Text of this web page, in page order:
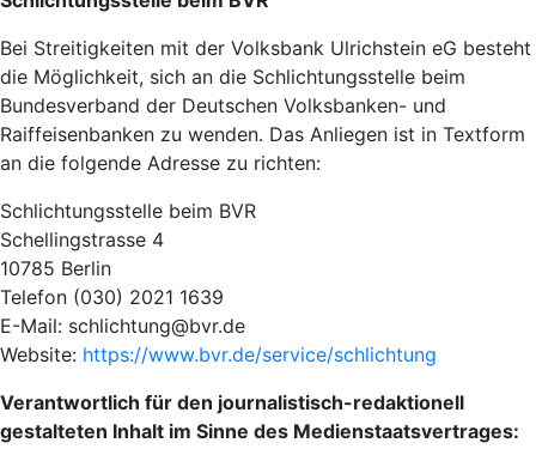
Bei Streitigkeiten mit der Volksbank Ulrichstein eG besteht
die Möglichkeit, sich an die Schlichtungsstelle beim
Bundesverband der Deutschen Volksbanken- und
Raiffeisenbanken zu wenden. Das Anliegen ist in Textform
an die folgende Adresse zu richten:
Schlichtungsstelle beim BVR
Schellingstrasse 4
10785 Berlin
Telefon (030) 2021 1639
E-Mail: schlichtung@bvr.de
Website: https://www.bvr.de/service/schlichtung
Verantwortlich für den journalistisch-redaktionell
gestalteten Inhalt im Sinne des Medienstaatsvertrages: